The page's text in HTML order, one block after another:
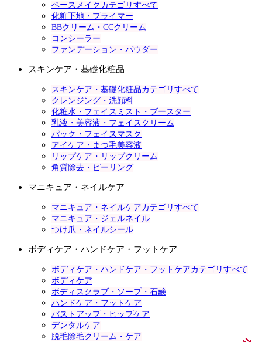
ベースメイクカテゴリすべて
化粧下地・プライマー
BBクリーム・CCクリーム
コンシーラー
ファンデーション・パウダー
スキンケア・基礎化粧品
スキンケア・基礎化粧品カテゴリすべて
クレンジング・洗顔料
化粧水・フェイスミスト・ブースター
乳液・美容液・フェイスクリーム
パック・フェイスマスク
アイケア・まつ毛美容液
リップケア・リップクリーム
角質除去・ピーリング
マニキュア・ネイルケア
マニキュア・ネイルケアカテゴリすべて
マニキュア・ジェルネイル
つけ爪・ネイルシール
ボディケア・ハンドケア・フットケア
ボディケア・ハンドケア・フットケアカテゴリすべて
ボディケア
ボディスクラブ・ソープ・石鹸
ハンドケア・フットケア
バストアップ・ヒップケア
デンタルケア
脱毛除毛クリーム・ケア